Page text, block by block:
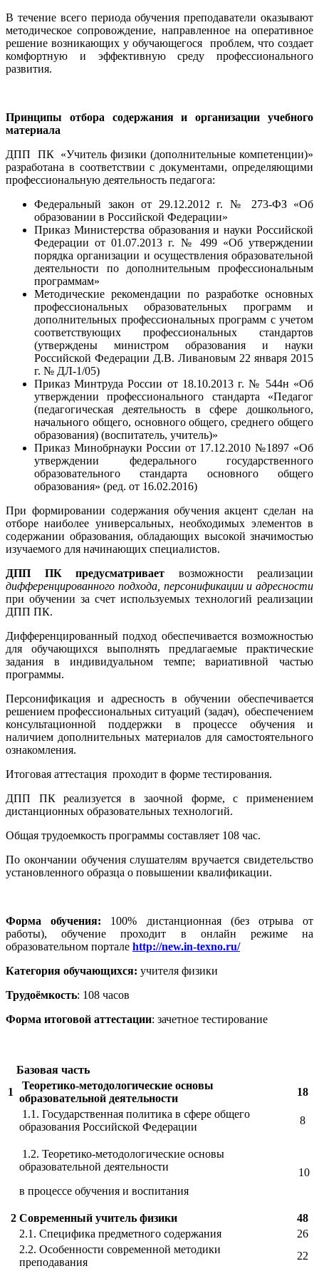
В течение всего периода обучения преподаватели оказывают
методическое сопровождение, направленное на оперативное
решение возникающих у обучающегося проблем, что создает
комфортную и эффективную среду профессионального
развития.
Принципы отбора содержания и организации учебного
материала
ДПП ПК «Учитель физики (дополнительные компетенции)»
разработана в соответствии с документами, определяющими
профессиональную деятельность педагога:
Федеральный закон от 29.12.2012 г. № 273-ФЗ «Об
образовании в Российской Федерации»
Приказ Министерства образования и науки Российской
Федерации от 01.07.2013 г. № 499 «Об утверждении
порядка организации и осуществления образовательной
деятельности по дополнительным профессиональным
программам»
Методические рекомендации по разработке основных
профессиональных образовательных программ и
дополнительных профессиональных программ с учетом
соответствующих профессиональных стандартов
(утверждены министром образования и науки
Российской Федерации Д.В. Ливановым 22 января 2015
г. № ДЛ-1/05)
Приказ Минтруда России от 18.10.2013 г. № 544н «Об
утверждении профессионального стандарта «Педагог
(педагогическая деятельность в сфере дошкольного,
начального общего, основного общего, среднего общего
образования) (воспитатель, учитель)»
Приказ Минобрнауки России от 17.12.2010 №1897 «Об
утверждении федерального государственного
образовательного стандарта основного общего
образования» (ред. от 16.02.2016)
При формировании содержания обучения акцент сделан на
отборе наиболее универсальных, необходимых элементов в
содержании образования, обладающих высокой значимостью
изучаемого для начинающих специалистов.
ДПП ПК предусматривает возможности реализации
дифференцированного подхода, персонификации и адресности
при обучении за счет используемых технологий реализации
ДПП ПК.
Дифференцированный подход обеспечивается возможностью
для обучающихся выполнять предлагаемые практические
задания в индивидуальном темпе; вариативной частью
программы.
Персонификация и адресность в обучении обеспечивается
решением профессиональных ситуаций (задач), обеспечением
консультационной поддержки в процессе обучения и
наличием дополнительных материалов для самостоятельного
ознакомления.
Итоговая аттестация проходит в форме тестирования.
ДПП ПК реализуется в заочной форме, с применением
дистанционных образовательных технологий.
Общая трудоемкость программы составляет 108 час.
По окончании обучения слушателям вручается свидетельство
установленного образца о повышении квалификации.
Форма обучения: 100% дистанционная (без отрыва от
работы), обучение проходит в онлайн режиме на
образовательном портале http://new.in-texno.ru/
Категория обучающихся: учителя физики
Трудоёмкость: 108 часов
Форма итоговой аттестации: зачетное тестирование
Базовая часть
1
Теоретико-методологические основы
образовательной деятельности
18
1.1. Государственная политика в сфере общего
образования Российской Федерации
8
1.2. Теоретико-методологические основы
образовательной деятельности
в процессе обучения и воспитания
10
2 Современный учитель физики
48
2.1. Специфика предметного содержания
26
2.2. Особенности современной методики
преподавания
22